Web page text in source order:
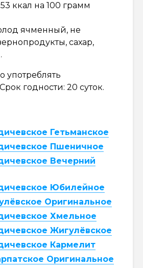
ккал на 100 грамм
ячменный, не
сахар,
употреблять
годности: 20 суток.
Гетьманское
Пшеничное
Вечерний
Юбилейное
Оригинальное
Хмельное
Жигулёвское
Кармелит
Оригинальное